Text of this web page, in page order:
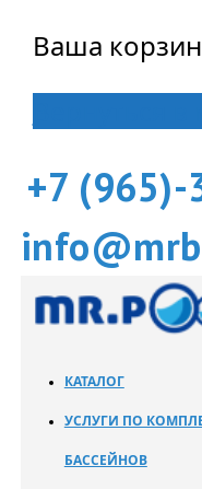
Ваша
+7
КАТАЛОГ
УСЛУГИ ПО
БАССЕЙНОВ